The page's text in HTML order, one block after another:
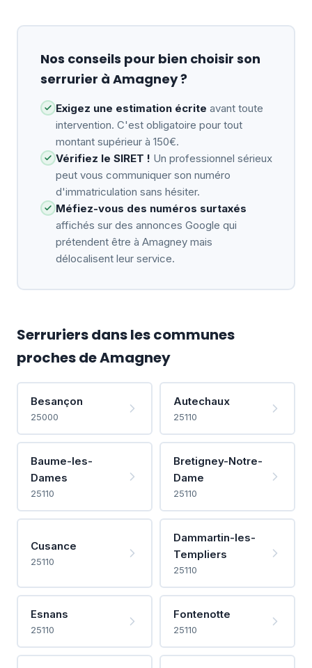
Nos conseils pour bien choisir son
serrurier à Amagney ?
Exigez une estimation écrite avant toute
intervention. C'est obligatoire pour tout
montant supérieur à 150€.
Vérifiez le SIRET ! Un professionnel sérieux
peut vous communiquer son numéro
d'immatriculation sans hésiter.
Méfiez-vous des numéros surtaxés
affichés sur des annonces Google qui
prétendent être à Amagney mais
délocalisent leur service.
Serruriers dans les communes
proches de Amagney
Besançon
25000
Autechaux
25110
Baume-les-
Dames
25110
Bretigney-Notre-
Dame
25110
Cusance
25110
Dammartin-les-
Templiers
25110
Esnans
25110
Fontenotte
25110